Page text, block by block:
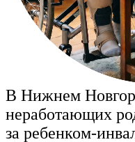
В Нижнем
неработающих
за ребенком-